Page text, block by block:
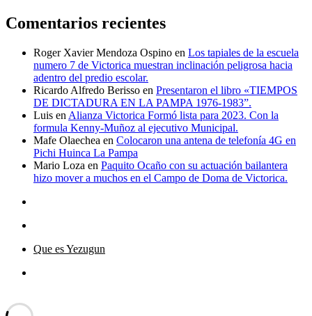
Comentarios recientes
Roger Xavier Mendoza Ospino en Los tapiales de la escuela
numero 7 de Victorica muestran inclinación peligrosa hacia
adentro del predio escolar.
Ricardo Alfredo Berisso en Presentaron el libro «TIEMPOS
DE DICTADURA EN LA PAMPA 1976-1983”.
Luis en Alianza Victorica Formó lista para 2023. Con la
formula Kenny-Muñoz al ejecutivo Municipal.
Mafe Olaechea en Colocaron una antena de telefonía 4G en
Pichi Huinca La Pampa
Mario Loza en Paquito Ocaño con su actuación bailantera
hizo mover a muchos en el Campo de Doma de Victorica.
Que es Yezugun